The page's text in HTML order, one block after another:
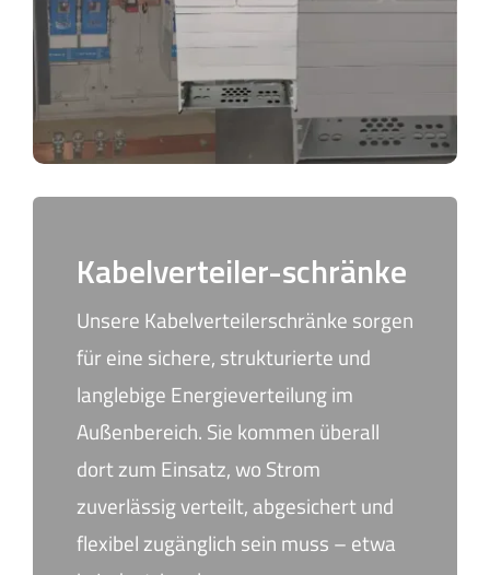
Kabelverteiler-schränke
Unsere Kabelverteilerschränke sorgen
für eine sichere, strukturierte und
langlebige Energieverteilung im
Außenbereich. Sie kommen überall
dort zum Einsatz, wo Strom
zuverlässig verteilt, abgesichert und
flexibel zugänglich sein muss – etwa